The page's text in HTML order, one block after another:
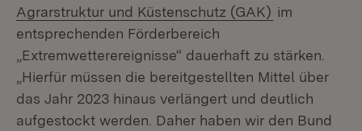
Agrarstruktur und Küstenschutz (GAK) (Öffnet in
im
entsprechenden Förderbereich
„Extremwetterereignisse“ dauerhaft zu stärken.
„Hierfür müssen die bereitgestellten Mittel über
das Jahr 2023 hinaus verlängert und deutlich
aufgestockt werden. Daher haben wir den Bund